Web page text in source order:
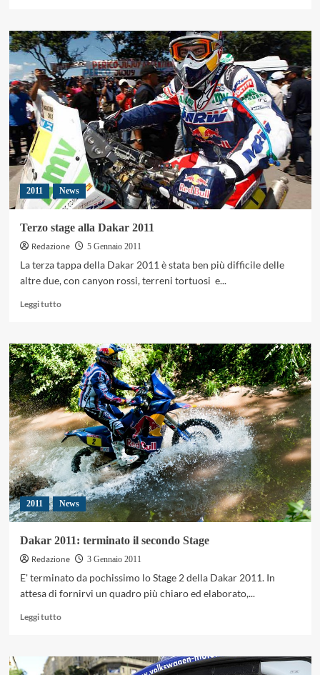
su
Decima
tappa
alla
Dakar
2011
2011 News
Terzo stage alla Dakar 2011
Redazione
5 Gennaio 2011
La terza tappa della Dakar 2011 è stata ben più difficile delle
altre due, con canyon rossi, terreni tortuosi e...
Leggi tuttoLeggi
su
Terzo
stage
alla
Dakar
2011
2011 News
Dakar 2011: terminato il secondo Stage
Redazione
3 Gennaio 2011
E' terminato da pochissimo lo Stage 2 della Dakar 2011. In
attesa di fornirvi un quadro più chiaro ed elaborato,...
Leggi tuttoLeggi
su
Dakar